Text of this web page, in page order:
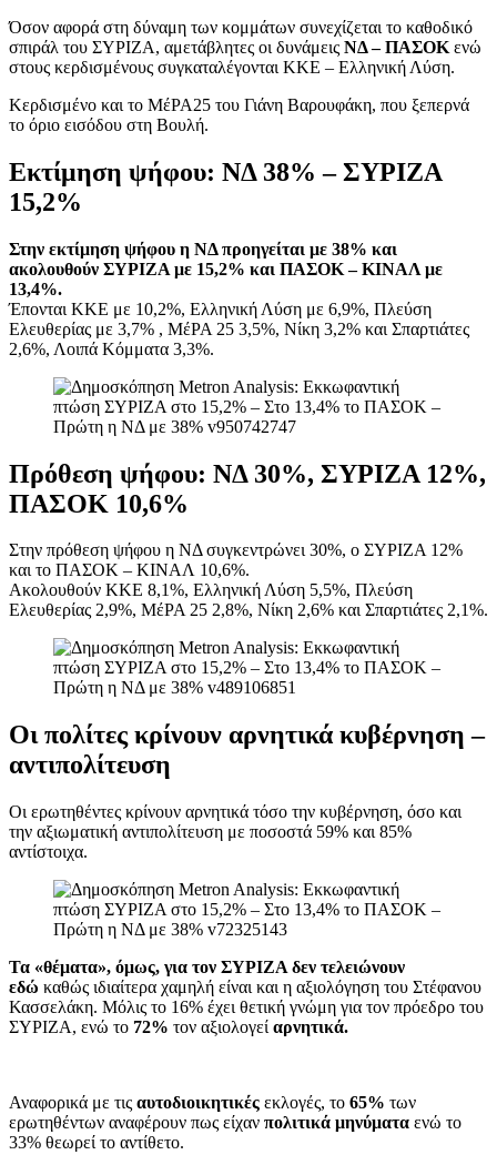
Όσον αφορά στη δύναμη των κομμάτων συνεχίζεται το καθοδικό
σπιράλ του ΣΥΡΙΖΑ, αμετάβλητες οι δυνάμεις ΝΔ – ΠΑΣΟΚ ενώ
στους κερδισμένους συγκαταλέγονται ΚΚΕ – Ελληνική Λύση.
Κερδισμένο και το ΜέΡΑ25 του Γιάνη Βαρουφάκη, που ξεπερνά
το όριο εισόδου στη Βουλή.
Εκτίμηση ψήφου: ΝΔ 38% – ΣΥΡΙΖΑ
15,2%
Στην εκτίμηση ψήφου η ΝΔ προηγείται με 38% και
ακολουθούν ΣΥΡΙΖΑ με 15,2% και ΠΑΣΟΚ – ΚΙΝΑΛ με
13,4%.
Έπονται ΚΚΕ με 10,2%, Ελληνική Λύση με 6,9%, Πλεύση
Ελευθερίας με 3,7% , ΜέΡΑ 25 3,5%, Νίκη 3,2% και Σπαρτιάτες
2,6%, Λοιπά Κόμματα 3,3%.
Πρόθεση ψήφου: ΝΔ 30%, ΣΥΡΙΖΑ 12%,
ΠΑΣΟΚ 10,6%
Στην πρόθεση ψήφου η ΝΔ συγκεντρώνει 30%, ο ΣΥΡΙΖΑ 12%
και το ΠΑΣΟΚ – ΚΙΝΑΛ 10,6%.
Ακολουθούν ΚΚΕ 8,1%, Ελληνική Λύση 5,5%, Πλεύση
Ελευθερίας 2,9%, ΜέΡΑ 25 2,8%, Νίκη 2,6% και Σπαρτιάτες 2,1%.
Οι πολίτες κρίνουν αρνητικά κυβέρνηση –
αντιπολίτευση
Οι ερωτηθέντες κρίνουν αρνητικά τόσο την κυβέρνηση, όσο και
την αξιωματική αντιπολίτευση με ποσοστά 59% και 85%
αντίστοιχα.
Τα «θέματα», όμως, για τον ΣΥΡΙΖΑ δεν τελειώνουν
εδώ καθώς ιδιαίτερα χαμηλή είναι και η αξιολόγηση του Στέφανου
Κασσελάκη. Μόλις το 16% έχει θετική γνώμη για τον πρόεδρο του
ΣΥΡΙΖΑ, ενώ το 72% τον αξιολογεί αρνητικά.
Αναφορικά με τις αυτοδιοικητικές εκλογές, το 65% των
ερωτηθέντων αναφέρουν πως είχαν πολιτικά μηνύματα ενώ το
33% θεωρεί το αντίθετο.